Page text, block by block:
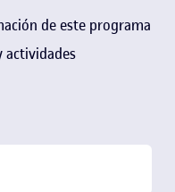
de este programa
actividades